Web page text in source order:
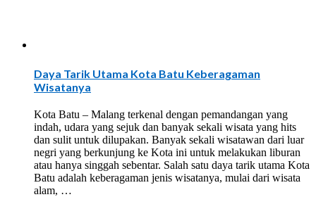
Daya Tarik Utama Kota Batu Keberagaman
Wisatanya
Kota Batu – Malang terkenal dengan pemandangan yang
indah, udara yang sejuk dan banyak sekali wisata yang hits
dan sulit untuk dilupakan. Banyak sekali wisatawan dari luar
negri yang berkunjung ke Kota ini untuk melakukan liburan
atau hanya singgah sebentar. Salah satu daya tarik utama Kota
Batu adalah keberagaman jenis wisatanya, mulai dari wisata
alam, …